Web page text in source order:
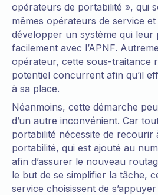
opérateurs de portabilité », qui
mêmes opérateurs de service
développer un système qui leur
facilement avec l’APNF.
opérateur, cette sous-traitance
potentiel concurrent afin qu’il
à sa place.
Néanmoins, cette démarche
d’un autre inconvénient. Car
portabilité nécessite de recourir
portabilité, qui est ajouté au
afin d’assurer le nouveau
le but de se simplifier la tâche,
service choisissent de